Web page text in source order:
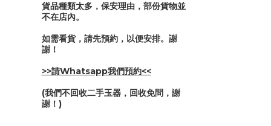
貨品種類太多，保安理由，部份貨物並
不在店內。
如需看貨，請先預約，以便安排。謝
謝！
>>請Whatsapp我們預約<<
(我們不回收二手玉器，回收免問，謝
謝！)